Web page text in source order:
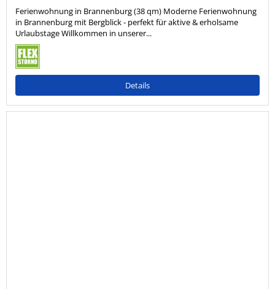
Ferienwohnung in Brannenburg (38 qm) Moderne Ferienwohnung
in Brannenburg mit Bergblick - perfekt für aktive & erholsame
Urlaubstage Willkommen in unserer...
Details